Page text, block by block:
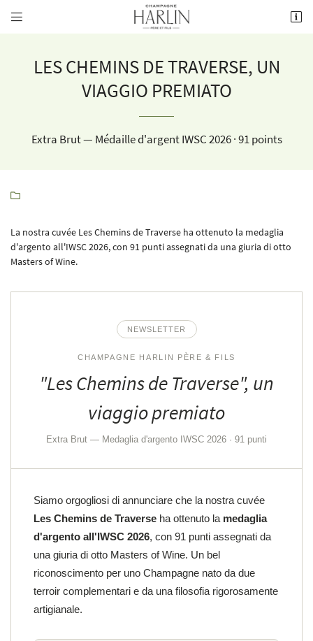
 
03 26 58 34 38
 Copia il codice di fronte
Selezionando questa casella, acconsenti a ricevere le nostre offerte commerciali all'indirizzo
email sopra indicato. Puoi annullare l'iscrizione in qualsiasi momento utilizzando il modulo
ISCRIVITI
LES CHEMINS DE TRAVERSE, UN
VIAGGIO PREMIATO
Extra Brut — Médaille d'argent IWSC 2026 · 91 points

La nostra cuvée Les Chemins de Traverse ha ottenuto la medaglia
d'argento all'IWSC 2026, con 91 punti assegnati da una giuria di otto
Masters of Wine.
NEWSLETTER
CHAMPAGNE HARLIN PÈRE & FILS
"Les Chemins de Traverse", un
viaggio premiato
Extra Brut — Medaglia d'argento IWSC 2026 · 91 punti
Siamo orgogliosi di annunciare che la nostra cuvée
Les Chemins de Traverse ha ottenuto la medaglia
d'argento all'IWSC 2026, con 91 punti assegnati da
una giuria di otto Masters of Wine. Un bel
riconoscimento per uno Champagne nato da due
terroir complementari e da una filosofia rigorosamente
artigianale.